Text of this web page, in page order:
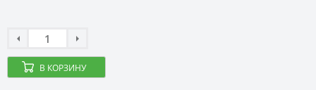
В КОРЗИНУ